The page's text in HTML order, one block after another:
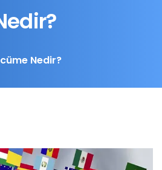
Nedir?